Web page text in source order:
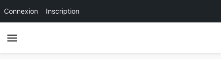
Connexion Inscription